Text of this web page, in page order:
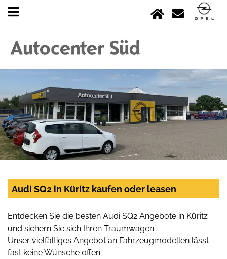
Audi SQ2 in Küritz kaufen oder leasen
Entdecken Sie die besten Audi SQ2 Angebote in Küritz
und sichern Sie sich Ihren Traumwagen.
Unser vielfältiges Angebot an Fahrzeugmodellen lässt
fast keine Wünsche offen.